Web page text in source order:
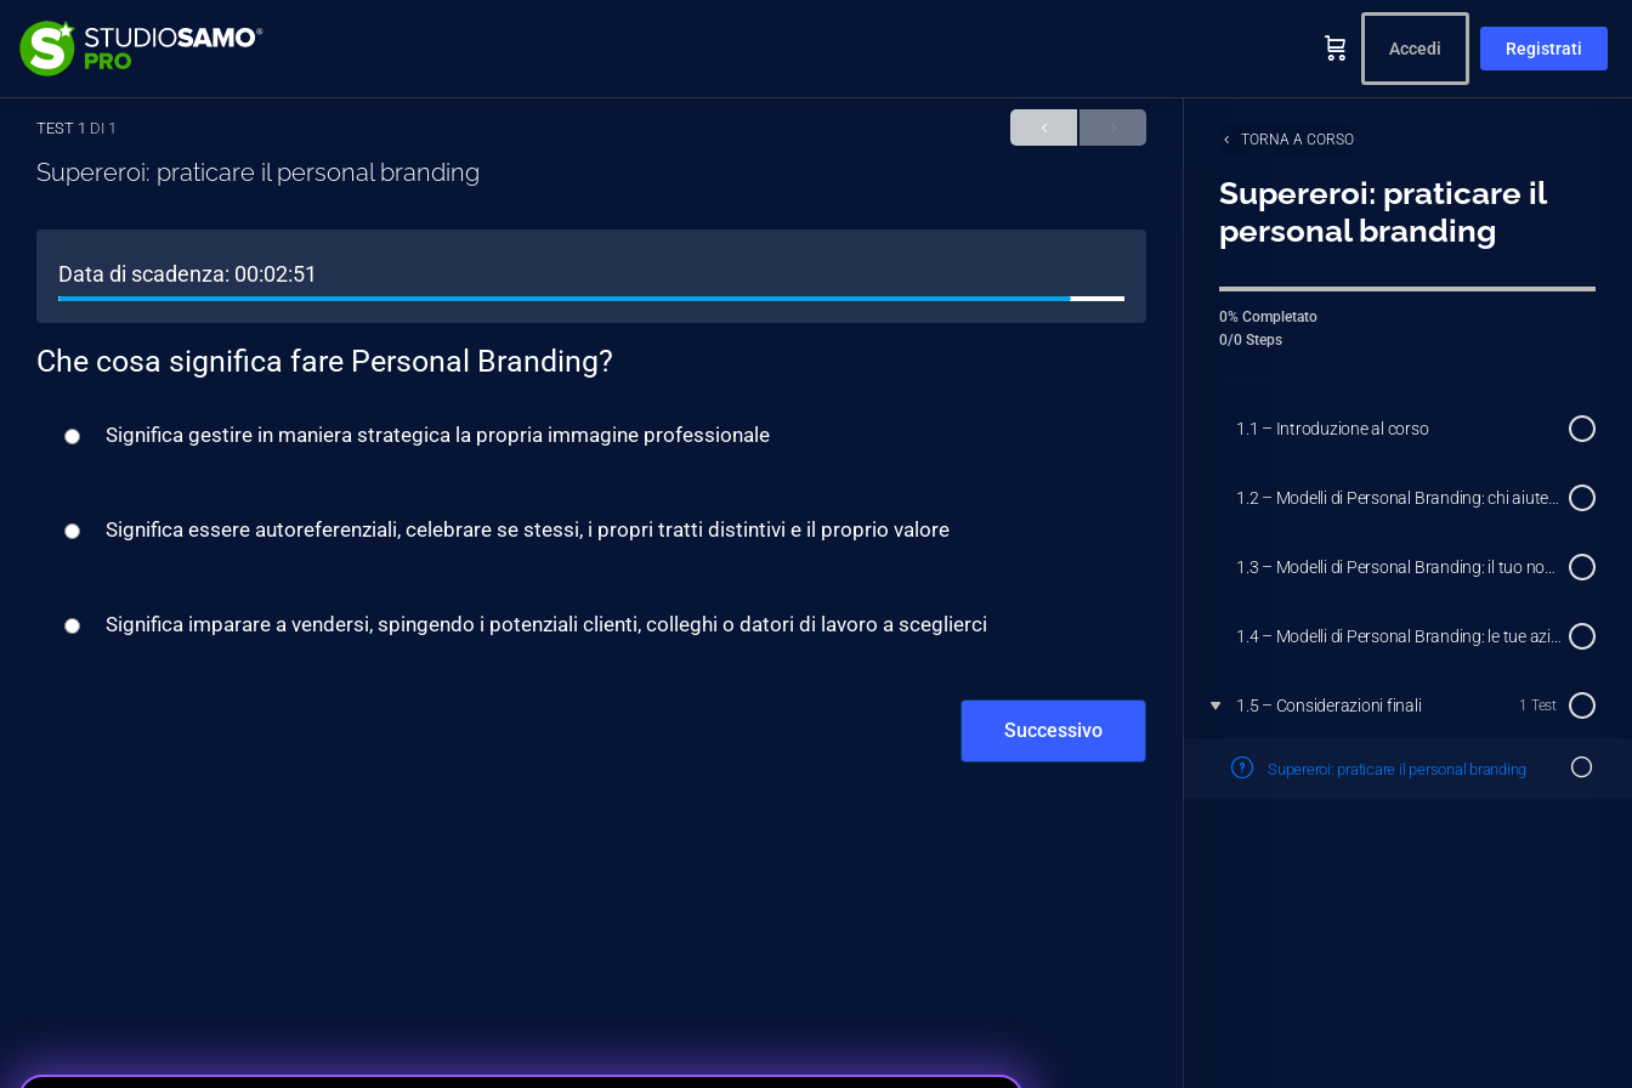
Accedi Registrati
TORNA A CORSO
Supereroi: praticare il
personal branding
0% Completato
0/0 Steps
1.1 – Introduzione al corso
1.5 – Considerazioni finali 1 Test
Supereroi: praticare il personal branding
TEST 1 DI 1
Supereroi: praticare il personal branding
Data di scadenza: 00:02:51
Che cosa significa fare Personal Branding?
Significa gestire in maniera strategica la propria immagine professionale
Significa essere autoreferenziali, celebrare se stessi, i propri tratti distintivi e il proprio valore
Significa imparare a vendersi, spingendo i potenziali clienti, colleghi o datori di lavoro a sceglierci